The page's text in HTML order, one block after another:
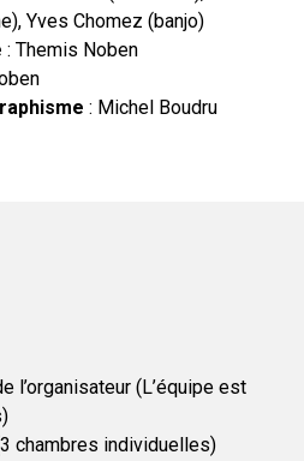
Yves Chomez (banjo)
: Themis Noben
: Michel Boudru
l’organisateur (L’équipe est
chambres individuelles)